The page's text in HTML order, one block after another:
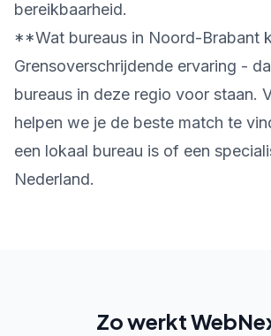
bereikbaarheid.
**Wat bureaus in Noord-Brabant
Grensoverschrijdende ervaring -
bureaus in deze regio voor staan.
helpen we je de beste match te
een lokaal bureau is of een
Nederland.
Zo werkt